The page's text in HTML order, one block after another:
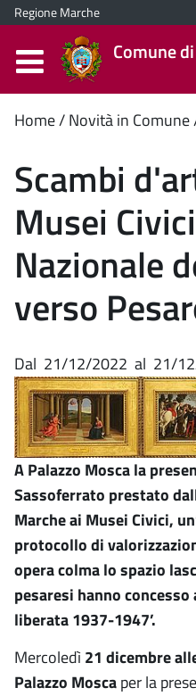
Regione Marche
Comune
Contenuto
principale
Home Novità in Comune
Scambi
Musei
Nazionale
verso
Dal 21/12/2022 al 21/
A Palazzo Mosca la
Sassoferrato prestato
Marche ai Musei Civici,
protocollo di
opera colma lo spazio
pesaresi hanno concesso
liberata 1937-1947’.
Mercoledì21 dicembre
Palazzo Moscaper la